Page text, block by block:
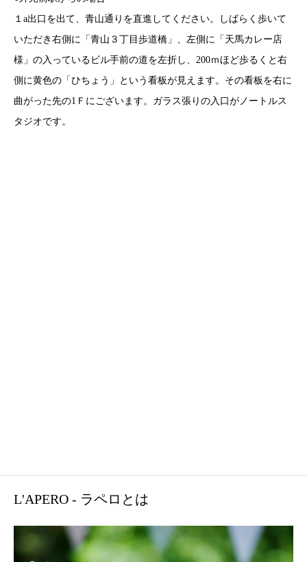
１a出口を出て、青山通りを直進してください。しばらく歩いて
いただき右側に「青山３丁目歩道橋」、左側に「天馬カレー店
様」の入っているビル手前の道を左折し、200ｍほど歩るくと右
側に黄色の「ひちょう」という看板が見えます。その看板を右に
曲がった先の1Ｆにございます。ガラス張りの入口がノートルス
タジオです。
L'APERO - ラペロとは